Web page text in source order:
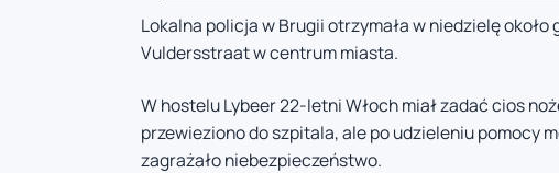
Lokalna policja w Brugii otrzymała w niedzielę
Vuldersstraat w centrum miasta.
W hostelu Lybeer 22-letni Włoch miał zadać cios
przewieziono do szpitala, ale po udzieleniu pomocy
zagrażało niebezpieczeństwo.